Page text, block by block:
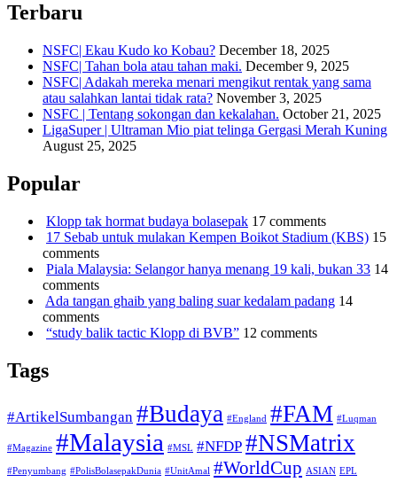
Terbaru
NSFC| Ekau Kudo ko Kobau? December 18, 2025
NSFC| Tahan bola atau tahan maki. December 9, 2025
NSFC| Adakah mereka menari mengikut rentak yang sama
atau salahkan lantai tidak rata? November 3, 2025
NSFC | Tentang sokongan dan kekalahan. October 21, 2025
LigaSuper | Ultraman Mio piat telinga Gergasi Merah Kuning
August 25, 2025
Popular
Klopp tak hormat budaya bolasepak 17 comments
17 Sebab untuk mulakan Kempen Boikot Stadium (KBS) 15
comments
Piala Malaysia: Selangor hanya menang 19 kali, bukan 33 14
comments
Ada tangan ghaib yang baling suar kedalam padang 14
comments
“study balik tactic Klopp di BVB” 12 comments
Tags
#ArtikelSumbangan #Budaya #England #FAM #Luqman
#Magazine #Malaysia #MSL #NFDP #NSMatrix
#Penyumbang #PolisBolasepakDunia #UnitAmal #WorldCup ASIAN EPL